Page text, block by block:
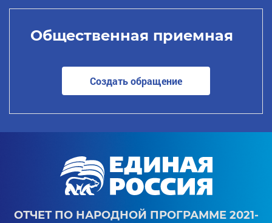
Общественная приемная
Создать обращение
ОТЧЕТ ПО НАРОДНОЙ ПРОГРАММЕ 2021-